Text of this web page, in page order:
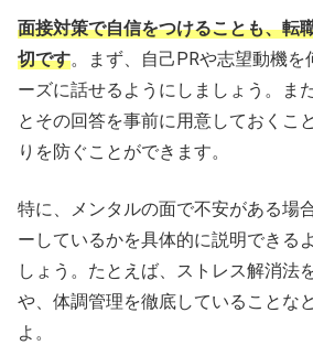
面接対策で自信をつけることも、転
切です。まず、自己PRや志望動機を
ーズに話せるようにしましょう。ま
とその回答を事前に用意しておくこ
りを防ぐことができます。
特に、メンタルの面で不安がある場
ーしているかを具体的に説明できる
しょう。たとえば、ストレス解消法
や、体調管理を徹底していることな
よ。